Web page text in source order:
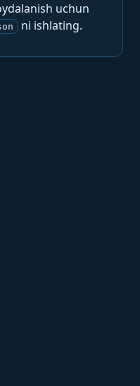
uchun
ni ishlating.